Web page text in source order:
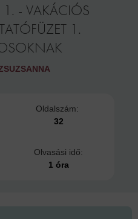
1. - VAKÁCIÓS
1.
Oldalszám:
32
Olvasási idő:
1 óra